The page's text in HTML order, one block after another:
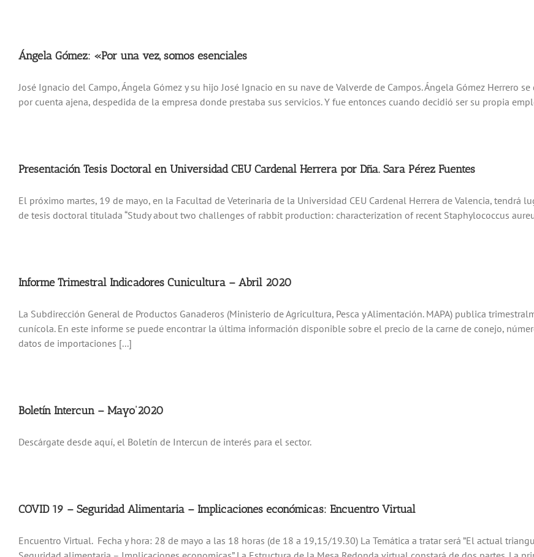
Ángela Gómez: «Por una vez, somos esenciales
José Ignacio del Campo, Ángela Gómez y su hijo José Ignacio en su nave de Valverde de Campos. Ángela Gómez Herrero
por cuenta ajena, despedida de la empresa donde prestaba sus servicios. Y fue entonces cuando decidió ser su propia
Presentación Tesis Doctoral en Universidad CEU Cardenal Herrera por Dña. Sara Pérez Fuentes
El próximo martes, 19 de mayo, en la Facultad de Veterinaria de la Universidad CEU Cardenal Herrera de Valencia, tendrá
de tesis doctoral titulada “Study about two challenges of rabbit production: characterization of recent Staphylococcus
Informe Trimestral Indicadores Cunicultura – Abril 2020
La Subdirección General de Productos Ganaderos (Ministerio de Agricultura, Pesca y Alimentación. MAPA) publica
cunícola. En este informe se puede encontrar la última información disponible sobre el precio de la carne de conejo,
datos de importaciones [...]
Boletín Intercun – Mayo’2020
Descárgate desde aquí, el Boletín de Intercun de interés para el sector.
COVID 19 – Seguridad Alimentaria – Implicaciones económicas: Encuentro Virtual
Encuentro Virtual. Fecha y hora: 28 de mayo a las 18 horas (de 18 a 19,15/19.30) La Temática a tratar será ”El actual